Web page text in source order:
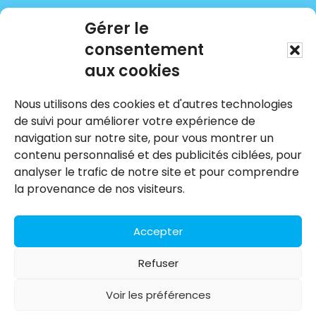
Gérer le
consentement
aux cookies
Nous utilisons des cookies et d'autres technologies
de suivi pour améliorer votre expérience de
navigation sur notre site, pour vous montrer un
contenu personnalisé et des publicités ciblées, pour
analyser le trafic de notre site et pour comprendre
la provenance de nos visiteurs.
Accepter
Refuser
Voir les préférences
Nous joindre
HOLOMANCE
COACHING | FORMATION | CONSULTATION
514 209-2758
info@holomance.com
Copyright © 2026 · Holomance, coaching-
Politique de confidentialité-Préférences de